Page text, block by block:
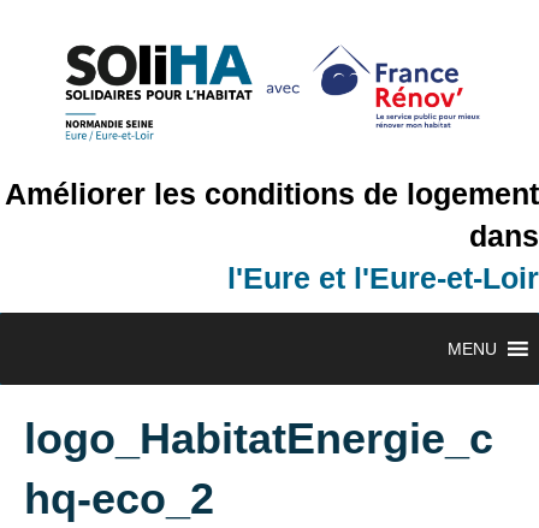
Améliorer les conditions de logement
dans
l'Eure et l'Eure-et-Loir
MENU
logo_HabitatEnergie_c
hq-eco_2